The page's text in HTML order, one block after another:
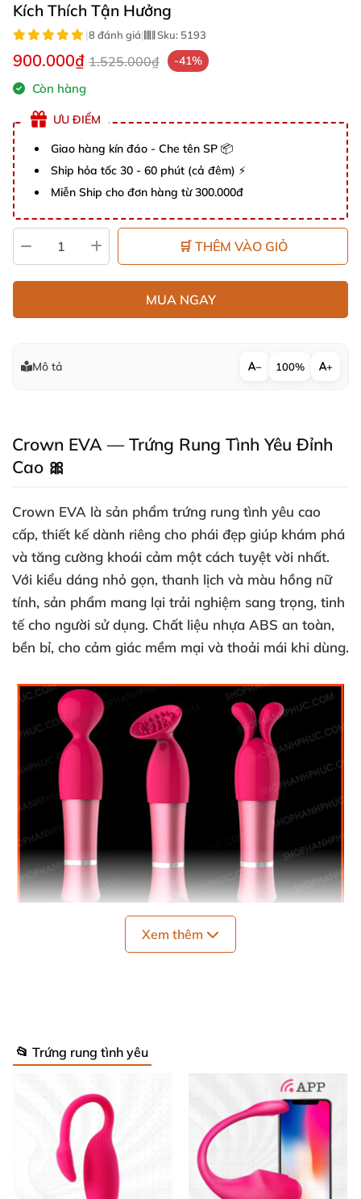
Kích Thích Tận Hưởng
|8 đánh giá| Sku: 5193
900.000₫ 1.525.000₫ -41%
Còn hàng
ƯU ĐIỂM
Giao hàng kín đáo - Che tên SP 📦
Ship hỏa tốc 30 - 60 phút (cả đêm) ⚡
Miễn Ship cho đơn hàng từ 300.000đ
🛒 THÊM VÀO GIỎ
MUA NGAY
Mô tả − 100% +
Crown EVA — Trứng Rung Tình Yêu Đỉnh
Cao 🎀
Crown EVA là sản phẩm trứng rung tình yêu cao
cấp, thiết kế dành riêng cho phái đẹp giúp khám phá
và tăng cường khoái cảm một cách tuyệt vời nhất.
Với kiểu dáng nhỏ gọn, thanh lịch và màu hồng nữ
tính, sản phẩm mang lại trải nghiệm sang trọng, tinh
tế cho người sử dụng. Chất liệu nhựa ABS an toàn,
bền bỉ, cho cảm giác mềm mại và thoải mái khi dùng.
Kích thước: 18,8 x 3,2 cm, thiết kế vừa vặn, dễ
cầm nắm và sử dụng.
Trọng lượng: 200g, đảm bảo sự tiện lợi tối đa cho
từng chuyển động.
8 cấp độ rung đa dạng, mang lại những trải
Xem thêm
📂 Trứng rung tình yêu